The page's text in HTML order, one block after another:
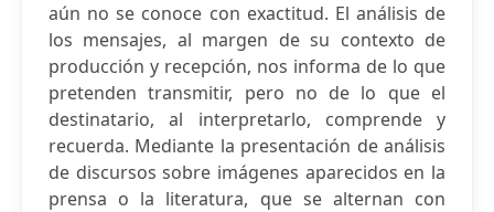
aún no se conoce con exactitud. El análisis de
los mensajes, al margen de su contexto de
producción y recepción, nos informa de lo que
pretenden transmitir, pero no de lo que el
destinatario, al interpretarlo, comprende y
recuerda. Mediante la presentación de análisis
de discursos sobre imágenes aparecidos en la
prensa o la literatura, que se alternan con